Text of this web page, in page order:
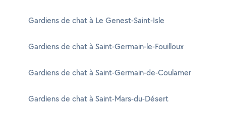
Gardiens de chat à Le Genest-Saint-Isle
Gardiens de chat à Saint-Germain-le-Fouilloux
Gardiens de chat à Saint-Germain-de-Coulamer
Gardiens de chat à Saint-Mars-du-Désert